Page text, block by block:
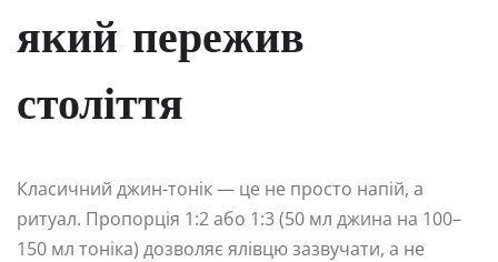
який пережив
століття
Класичний джин-тонік — це не просто напій, а
ритуал. Пропорція 1:2 або 1:3 (50 мл джина на 100–
150 мл тоніка) дозволяє ялівцю зазвучати, а не